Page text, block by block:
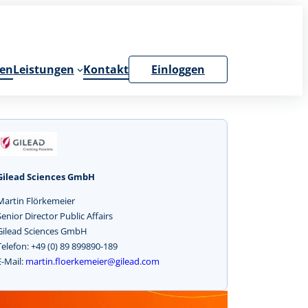
Leistungen Kontakt Einloggen
Sciences GmbH
Flörkemeier
Director Public Affairs
Sciences GmbH
+49 (0) 89 899890-189
Mail: martin.floerkemeier@gilead.com